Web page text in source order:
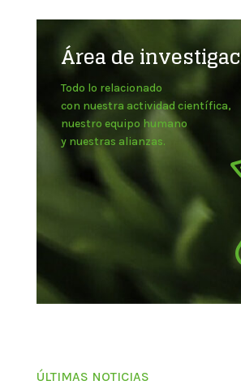
Área de
Todo lo relacionado
con nuestra actividad científica,
nuestro equipo humano
y nuestras alianzas.
ÚLTIMAS NOTICIAS